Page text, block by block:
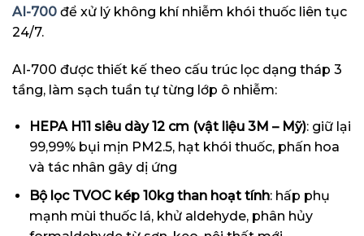
AI-700 để xử lý không khí nhiễm khói thuốc liên tục
24/7.
AI-700 được thiết kế theo cấu trúc lọc dạng tháp 3
tầng, làm sạch tuần tự từng lớp ô nhiễm:
HEPA H11 siêu dày 12 cm (vật liệu 3M – Mỹ): giữ lại
99,99% bụi mịn PM2.5, hạt khói thuốc, phấn hoa
và tác nhân gây dị ứng
Bộ lọc TVOC kép 10kg than hoạt tính: hấp phụ
mạnh mùi thuốc lá, khử aldehyde, phân hủy